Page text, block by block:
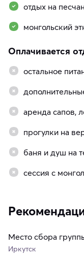
отдых на
монгольский
Оплачивается
остальное
аренда сапов,
прогулки на
баня и душ на
сессия с
Место сбора
Иркутск